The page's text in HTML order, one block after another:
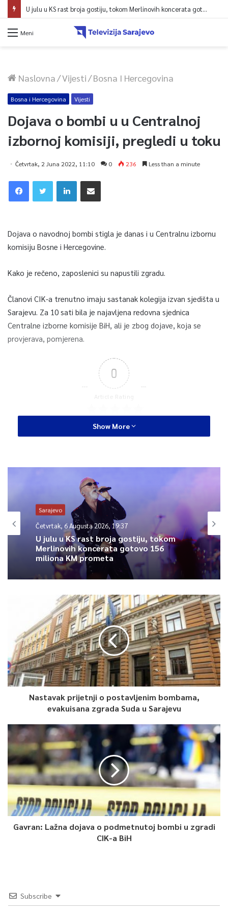
U julu u KS rast broja gostiju, tokom Merlinovih koncerata gotovo 156 miliona KM prometa
Meni
Naslovna/Vijesti/Bosna I Hercegovina
Bosna i Hercegovina Vijesti
Dojava o bombi u u Centralnoj
izbornoj komisiji, pregledi u toku
Četvrtak, 2 Juna 2022, 11:10 0 236 Less than a minute
Dojava o navodnoj bombi stigla je danas i u Centralnu izbornu
komisiju Bosne i Hercegovine.
Kako je rečeno, zaposlenici su napustili zgradu.
Članovi CIK-a trenutno imaju sastanak kolegija izvan sjedišta u
Sarajevu. Za 10 sati bila je najavljena redovna sjednica
Centralne izborne komisije BiH, ali je zbog dojave, koja se
provjerava, pomjerena.
0
Article Rating
Show More
Sarajevo
Četvrtak, 6 Augusta 2026, 19:37
U julu u KS rast broja gostiju, tokom
Merlinovih koncerata gotovo 156
miliona KM prometa
Nastavak prijetnji o postavljenim bombama,
evakuisana zgrada Suda u Sarajevu
Gavran: Lažna dojava o podmetnutoj bombi u zgradi
CIK-a BiH
Subscribe